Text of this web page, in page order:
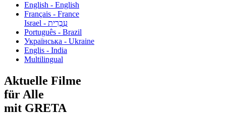
English - English
Français - France
עִבְרִית - Israel
Português - Brazil
Українська - Ukraine
Englis - India
Multilingual
Aktuelle Filme
für Alle
mit GRETA